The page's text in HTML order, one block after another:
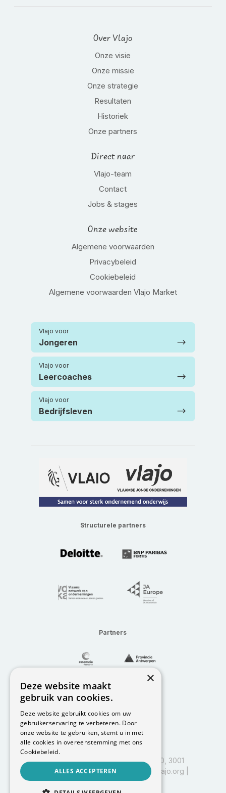
Over Vlajo
Onze visie
Onze missie
Onze strategie
Resultaten
Historiek
Onze partners
Direct naar
Vlajo-team
Contact
Jobs & stages
Onze website
Algemene voorwaarden
Privacybeleid
Cookiebeleid
Algemene voorwaarden Vlajo Market
Vlajo voor
Jongeren
Vlajo voor
Leercoaches
Vlajo voor
Bedrijfsleven
Structurele partners
Partners
I&I Leuven, Vlajo vzw, Kapeldreef 60, 3001
Heverlee | BE0458.597.885 |
info@vlajo.org
016 29 84 01
×
Deze website maakt
gebruik van cookies.
Deze website gebruikt cookies om uw
gebruikerservaring te verbeteren. Door
onze website te gebruiken, stemt u in met
alle cookies in overeenstemming met ons
Cookiebeleid.
ALLES ACCEPTEREN